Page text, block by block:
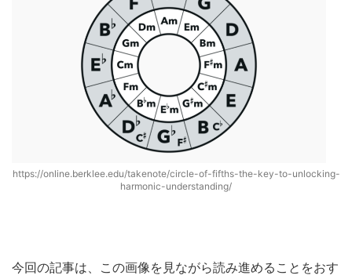
https://online.berklee.edu/takenote/circle-of-fifths-the-key-to-unlocking-
harmonic-understanding/
今回の記事は、この画像を見ながら読み進めることをおす